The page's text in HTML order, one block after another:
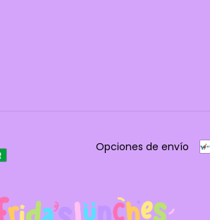
Opciones de envío